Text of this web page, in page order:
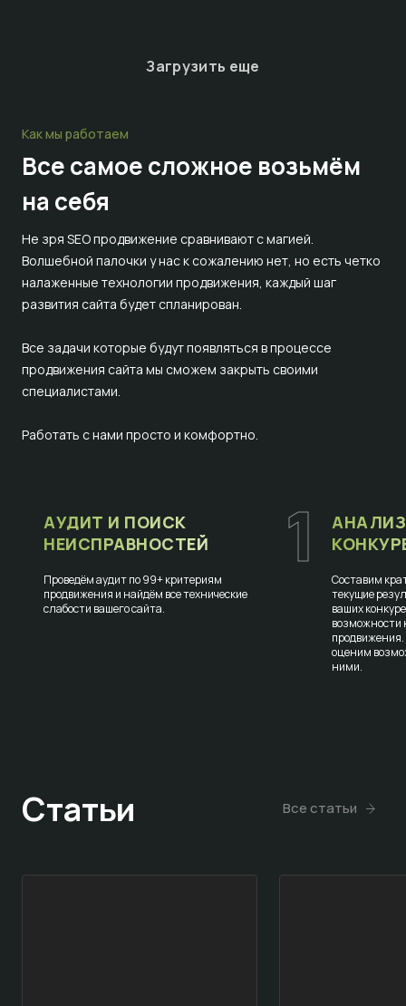
Загрузить еще
Как мы работаем
Все самое сложное возьмём
на себя
Не зря SEO продвижение сравнивают с магией.
Волшебной палочки у нас к сожалению нет, но есть четко
налаженные технологии продвижения, каждый шаг
развития сайта будет спланирован.
Все задачи которые будут появляться в процессе
продвижения сайта мы сможем закрыть своими
специалистами.
Работать с нами просто и комфортно.
1
АУДИТ И ПОИСК
НЕИСПРАВНОСТЕЙ
Проведём аудит по 99+ критериям
продвижения и найдём все технические
слабости вашего сайта.
Составим
текущие
ваших
возможности
оценим
ними.
Статьи Все статьи